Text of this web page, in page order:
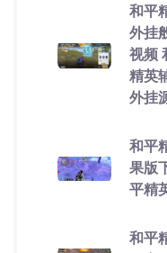
和平
外挂
视频
精英
外挂
和平
果版
平精
和平